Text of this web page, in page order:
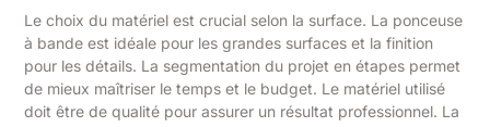
Le choix du matériel est crucial selon la surface. La ponceuse
à bande est idéale pour les grandes surfaces et la finition
pour les détails. La segmentation du projet en étapes permet
de mieux maîtriser le temps et le budget. Le matériel utilisé
doit être de qualité pour assurer un résultat professionnel. La